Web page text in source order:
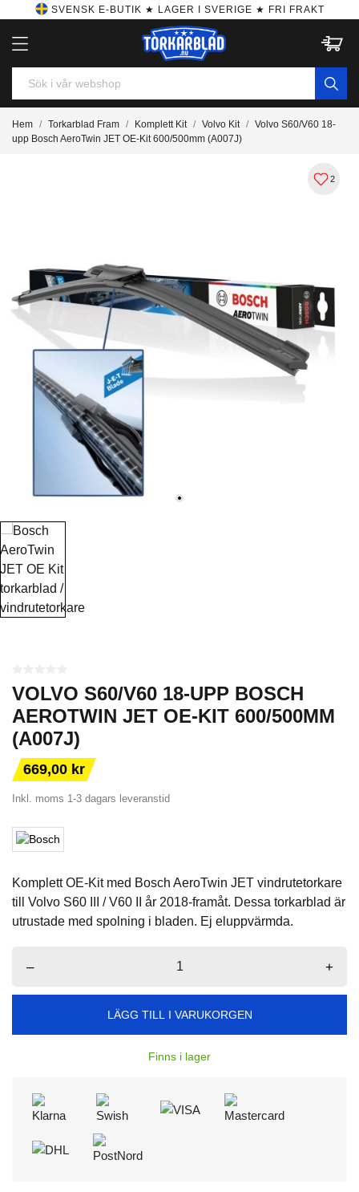
SVENSK E-BUTIK ★ LAGER I SVERIGE ★ FRI FRAKT
Hem Torkarblad Fram Komplett Kit Volvo Kit
Volvo S60/V60 18-
upp Bosch AeroTwin JET OE-Kit 600/500mm (A007J)
2
VOLVO S60/V60 18-UPP BOSCH
AEROTWIN JET OE-KIT 600/500MM
(A007J)
669,00 kr
Inkl. moms 1-3 dagars leveranstid
Komplett OE-Kit med Bosch AeroTwin JET vindrutetorkare
till Volvo S60 III / V60 II år 2018-framåt. Dessa torkarblad är
utrustade med spolning i bladen. Ej eluppvärmda.
– +
LÄGG TILL I VARUKORGEN
Finns i lager